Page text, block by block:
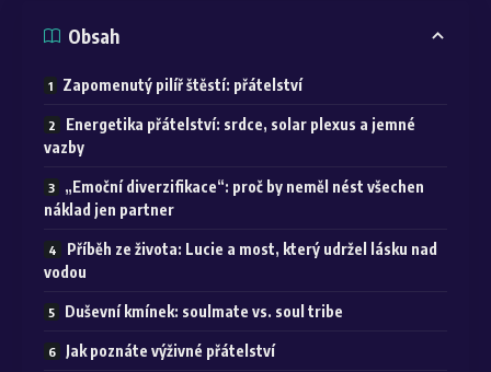
Obsah
Zapomenutý pilíř štěstí: přátelství
Energetika přátelství: srdce, solar plexus a jemné
vazby
„Emoční diverzifikace“: proč by neměl nést všechen
náklad jen partner
Příběh ze života: Lucie a most, který udržel lásku nad
vodou
Duševní kmínek: soulmate vs. soul tribe
Jak poznáte výživné přátelství